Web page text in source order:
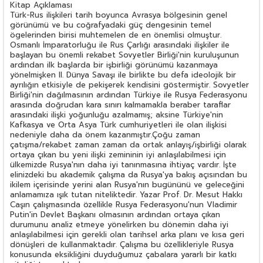
Kitap Açıklaması
Türk-Rus ilişkileri tarih boyunca Avrasya bölgesinin genel
görünümü ve bu coğrafyadaki güç dengesinin temel
ögelerinden birisi muhtemelen de en önemlisi olmuştur.
Osmanlı İmparatorluğu ile Rus Çarlığı arasındaki ilişkiler ile
başlayan bu önemli rekabet Sovyetler Birliği'nin kuruluşunun
ardından ilk başlarda bir işbirliği görünümü kazanmaya
yönelmişken II. Dünya Savaşı ile birlikte bu defa ideolojik bir
ayrılığın etkisiyle de pekişerek kendisini göstermiştir. Sovyetler
Birliği'nin dağılmasının ardından Türkiye ile Rusya Federasyonu
arasında doğrudan kara sınırı kalmamakla beraber taraflar
arasındaki ilişki yoğunluğu azalmamış; aksine Türkiye'nin
Kafkasya ve Orta Asya Türk cumhuriyetleri ile olan ilişkisi
nedeniyle daha da önem kazanmıştır.Çoğu zaman
çatışma/rekabet zaman zaman da ortak anlayış/işbirliği olarak
ortaya çıkan bu yeni ilişki zemininin iyi anlaşılabilmesi için
ülkemizde Rusya'nın daha iyi tanınmasına ihtiyaç vardır. İşte
elinizdeki bu akademik çalışma da Rusya'ya bakış açısından bu
ikilem içerisinde yerini alan Rusya'nın bugününü ve geleceğini
anlamamıza ışık tutan niteliktedir. Yazar Prof. Dr. Mesut Hakkı
Caşın çalışmasında özel­likle Rusya Federasyonu'nun Vladimir
Putin'in Devlet Başkanı olmasının ardından ortaya çıkan
durumunu analiz etmeye yönelirken bu dönemin daha iyi
anlaşılabilmesi için gerekli olan tarihsel arka planı ve kısa geri
dönüşleri de kullanmaktadır. Çalışma bu özellikleriyle Rusya
konusunda eksikliğini duyduğumuz çabalara yararlı bir katkı